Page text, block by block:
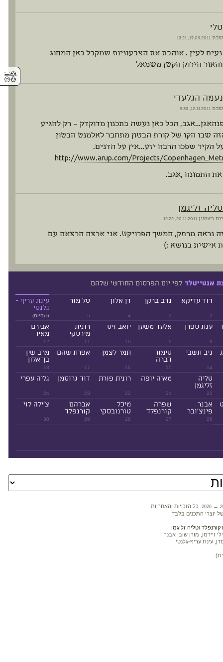
טלי
שבת
לעין . אוהבת את הצבעוניות שמקבל כאן המחוג
הירוק הקטן משמאל
נעמה הגלעדי
שבת
הכל כאן נעשה בתכנון מדוקדק – רק להגיע
שבו הקו של קורת הבטון מתחבר לאלמנט הבטון
הקיר שפכו הרבה יזע…אין על הדנים.
http://www.arup.com/Projects/
התמונה ,אגב.
טליה זליגמן
יום ראשון
נראה מרתק, המשך הפרויקט. אני ארצה הרצאה עם
אישית בנושא :)
אנטייטלד לפי יום הפרסום החודשי שלהם
2
דוד עדיקא
3
נדב ברקן
4
דן אלון
5
טל מור
6 (היום)
עינת עריף -
גלנטי
8
ענת ספרן
9
אלעד משען
10
יואב ויס
11
רונית
מירסקי
12
אבירם
מאיר
14
ניב תשבי
15
טימור
דברה
16
תמר לצמן
17
אפרת שהם
18
מרב שין
בן־אלון
20
טליה
זליגמן
21
מאיה יופה
22
רונית פורת
23
דוד גרוסמן
24
גליה עפרי
26
אבנר
פינצ'ובר
27
שפרה
קורנפלד
28
מיכל
טורנובסקי
29
אברהם
קורנפלד
30
צ'ילה לוי
2026 ←
. כל הזכויות והאחריות
יוצרי התכנים בלבד.
וטליה זליגמן
זיידמן, מורן שוב, אבנר
עינת עריף-גלנטי
⚥︎